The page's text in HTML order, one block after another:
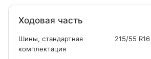
Ходовая часть
Шины, стандартная
комплектация
215/55 R16